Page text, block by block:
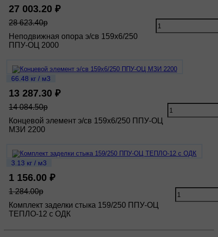
27 003.20 ₽
28 623.40р
Неподвижная опора э/св 159х6/250
ППУ-ОЦ 2000
66.48 кг / м3
13 287.30 ₽
14 084.50р
Концевой элемент э/св 159х6/250 ППУ-ОЦ
МЗИ 2200
3.13 кг / м3
1 156.00 ₽
1 284.00р
Комплект заделки стыка 159/250 ППУ-ОЦ
ТЕПЛО-12 с ОДК